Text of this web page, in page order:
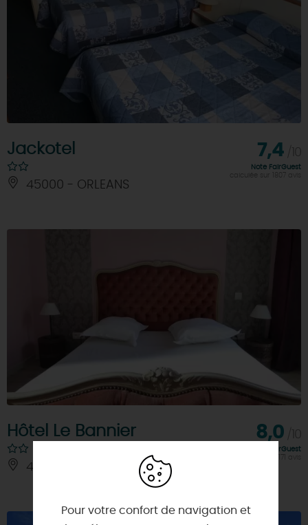
Jackotel
45000 - ORLEANS
7,4
Note FairGuest
calculée sur 1807 avis
Hôtel Le Bannier
45000 - ORLEANS
8,0
Note FairGuest
Pour votre confort de navigation et